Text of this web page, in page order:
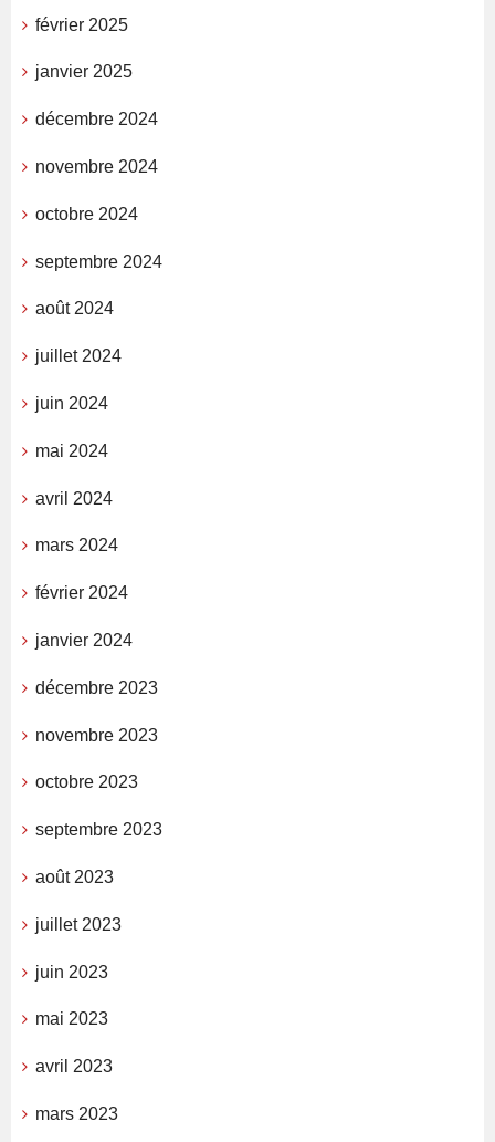
février 2025
janvier 2025
décembre 2024
novembre 2024
octobre 2024
septembre 2024
août 2024
juillet 2024
juin 2024
mai 2024
avril 2024
mars 2024
février 2024
janvier 2024
décembre 2023
novembre 2023
octobre 2023
septembre 2023
août 2023
juillet 2023
juin 2023
mai 2023
avril 2023
mars 2023